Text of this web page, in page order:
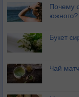
Почему
южного?
Букет
Чай